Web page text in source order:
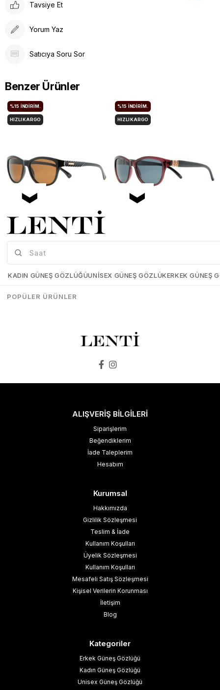
Tavsiye Et
Yorum Yaz
Satıcıya Soru Sor
Benzer Ürünler
Mia-Maria-OF127-C2-56
%15 İNDIRIM.
HIZLI KARGO
Mia-Maria-OF126-C3-56
%15 İNDIRIM.
HIZLI KARGO
ALIŞVERİŞ BİLGİLERİ
Siparişlerim
Beğendiklerim
İade Taleplerim
Hesabım
Kurumsal
Hakkımızda
Gizlilik Sözleşmesi
Teslim & İade
Kullanım Koşulları
Üyelik Sözleşmesi
Kullanım Koşulları
Mesafeli Satış Sözleşmesi
Kişisel Verilerin Korunması
İletişim
Blog
Kategoriler
Erkek Güneş Gözlüğü
Kadın Güneş Gözlüğü
Unisex Güneş Gözlüğü
KADIN GÜNEŞ GÖZLÜĞÜUNISEX GÜNEŞ GÖZLÜKERKEK GÜNEŞ
POPÜLER ÜRÜNLER